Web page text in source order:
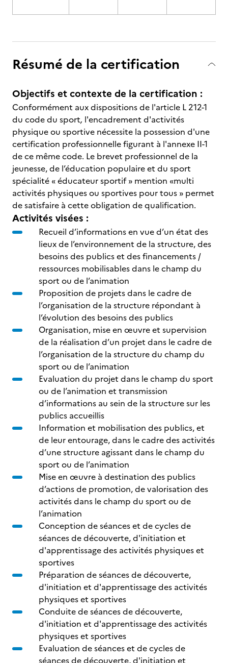
Résumé de la certification
Objectifs et contexte de la certification :
Conformément aux dispositions de l'article L 212-1
du code du sport, l'encadrement d'activités
physique ou sportive nécessite la possession d'une
certification professionnelle figurant à l'annexe II-1
de ce même code. Le brevet professionnel de la
jeunesse, de l’éducation populaire et du sport
spécialité « éducateur sportif » mention «multi
activités physiques ou sportives pour tous » permet
de satisfaire à cette obligation de qualification.
Activités visées :
Recueil d’informations en vue d’un état des
lieux de l’environnement de la structure, des
besoins des publics et des financements /
ressources mobilisables dans le champ du
sport ou de l’animation
Proposition de projets dans le cadre de
l’organisation de la structure répondant à
l’évolution des besoins des publics
Organisation, mise en œuvre et supervision
de la réalisation d’un projet dans le cadre de
l’organisation de la structure du champ du
sport ou de l’animation
Evaluation du projet dans le champ du sport
ou de l’animation et transmission
d’informations au sein de la structure sur les
publics accueillis
Information et mobilisation des publics, et
de leur entourage, dans le cadre des activités
d’une structure agissant dans le champ du
sport ou de l’animation
Mise en œuvre à destination des publics
d’actions de promotion, de valorisation des
activités dans le champ du sport ou de
l’animation
Conception de séances et de cycles de
séances de découverte, d'initiation et
d'apprentissage des activités physiques et
sportives
Préparation de séances de découverte,
d'initiation et d'apprentissage des activités
physiques et sportives
Conduite de séances de découverte,
d'initiation et d'apprentissage des activités
physiques et sportives
Evaluation de séances et de cycles de
séances de découverte, d'initiation et